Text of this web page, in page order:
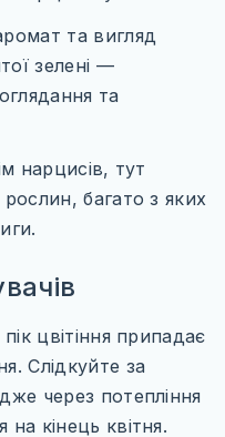
та вигляд
зелені —
та
нарцисів, тут
багато з яких
цвітіння припадає
Слідкуйте за
через потепління
кінець квітня.